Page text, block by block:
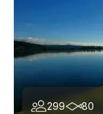
299 80